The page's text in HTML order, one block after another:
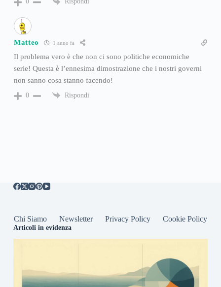
Matteo 1 anno fa
Il problema vero è che non ci sono politiche economiche
serie! Questa è l’ennesima dimostrazione che i nostri governi
non sanno cosa stanno facendo!
0 Rispondi
Chi Siamo Newsletter Privacy Policy Cookie Policy
Articoli in evidenza